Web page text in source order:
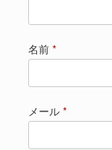
名前 *
メール *